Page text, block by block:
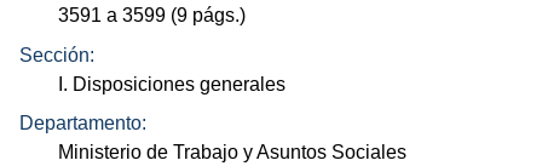
3591 a 3599 (9 págs.)
Sección:
I. Disposiciones generales
Departamento:
Ministerio de Trabajo y Asuntos Sociales